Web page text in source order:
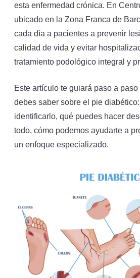
esta enfermedad crónica. En
ubicado en la Zona Franca de
cada día a pacientes a prevenir
calidad de vida y evitar
tratamiento podológico integral y
Este artículo te guiará paso a
debes saber sobre el pie
identificarlo, qué puedes hacer
todo, cómo podemos ayudarte a
un enfoque especializado.